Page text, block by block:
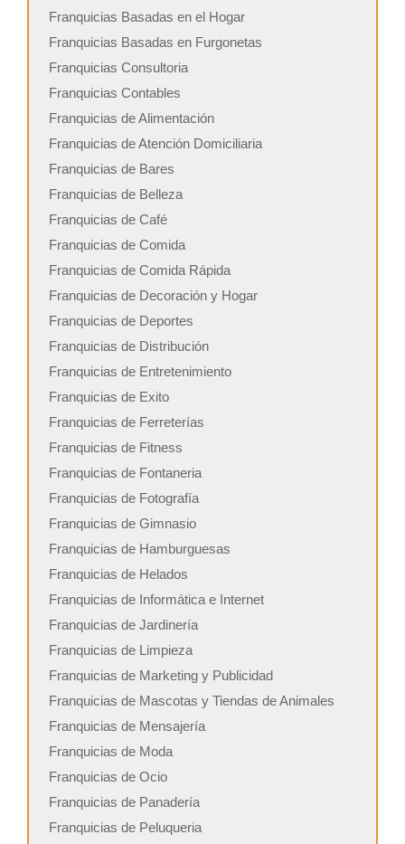
Franquicias Basadas en el Hogar
Franquicias Basadas en Furgonetas
Franquicias Consultoria
Franquicias Contables
Franquicias de Alimentación
Franquicias de Atención Domiciliaria
Franquicias de Bares
Franquicias de Belleza
Franquicias de Café
Franquicias de Comida
Franquicias de Comida Rápida
Franquicias de Decoración y Hogar
Franquicias de Deportes
Franquicias de Distribución
Franquicias de Entretenimiento
Franquicias de Exito
Franquicias de Ferreterías
Franquicias de Fitness
Franquicias de Fontaneria
Franquicias de Fotografía
Franquicias de Gimnasio
Franquicias de Hamburguesas
Franquicias de Helados
Franquicias de Informática e Internet
Franquicias de Jardinería
Franquicias de Limpieza
Franquicias de Marketing y Publicidad
Franquicias de Mascotas y Tiendas de Animales
Franquicias de Mensajería
Franquicias de Moda
Franquicias de Ocio
Franquicias de Panadería
Franquicias de Peluqueria